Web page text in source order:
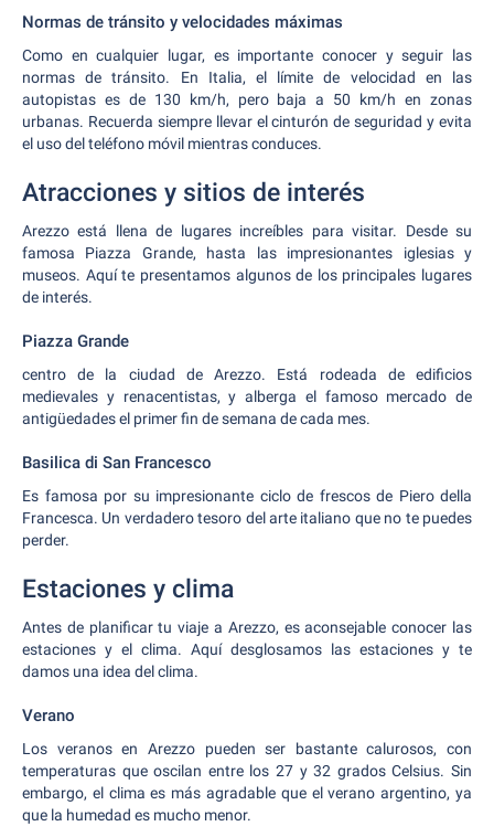
Normas de tránsito y velocidades máximas
Como en cualquier lugar, es importante conocer y seguir las
normas de tránsito. En Italia, el límite de velocidad en las
autopistas es de 130 km/h, pero baja a 50 km/h en zonas
urbanas. Recuerda siempre llevar el cinturón de seguridad y evita
el uso del teléfono móvil mientras conduces.
Atracciones y sitios de interés
Arezzo está llena de lugares increíbles para visitar. Desde su
famosa Piazza Grande, hasta las impresionantes iglesias y
museos. Aquí te presentamos algunos de los principales lugares
de interés.
Piazza Grande
centro de la ciudad de Arezzo. Está rodeada de edificios
medievales y renacentistas, y alberga el famoso mercado de
antigüedades el primer fin de semana de cada mes.
Basilica di San Francesco
Es famosa por su impresionante ciclo de frescos de Piero della
Francesca. Un verdadero tesoro del arte italiano que no te puedes
perder.
Estaciones y clima
Antes de planificar tu viaje a Arezzo, es aconsejable conocer las
estaciones y el clima. Aquí desglosamos las estaciones y te
damos una idea del clima.
Verano
Los veranos en Arezzo pueden ser bastante calurosos, con
temperaturas que oscilan entre los 27 y 32 grados Celsius. Sin
embargo, el clima es más agradable que el verano argentino, ya
que la humedad es mucho menor.